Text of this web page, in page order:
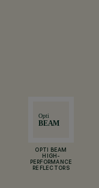
OPTI BEAM
HIGH-
PERFORMANCE
REFLECTORS